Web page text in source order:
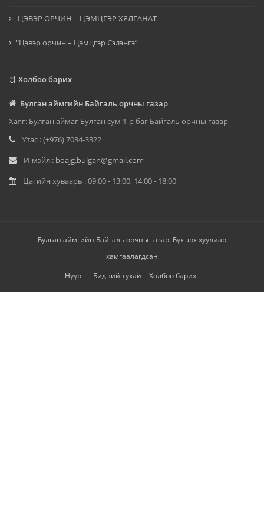
ЦЭВЭР ОРЧИН – ЦЭМЦГЭР ХЯЛГАНАТ
"Цэвэр орчин – Цэмцгэр Сэлэнгэ”
Холбоо барих
Булган аймгийн Байгаль орчны газар
Хаяг: Булган аймаг Булган сум 1-р баг Байгаль орчны газар
Утас : (+976) 7034-3322
И-мэйл : boajg.bulgan@gmail.com
Цагийн хуваарь : 09:00 - 13:00, 14:00 - 18:00
Булган аймгийн Байгаль орчны газар. Бүх эрх хуулиар
хамгаалагдсан
Нүүр
Бидний тухай Холбоо барих